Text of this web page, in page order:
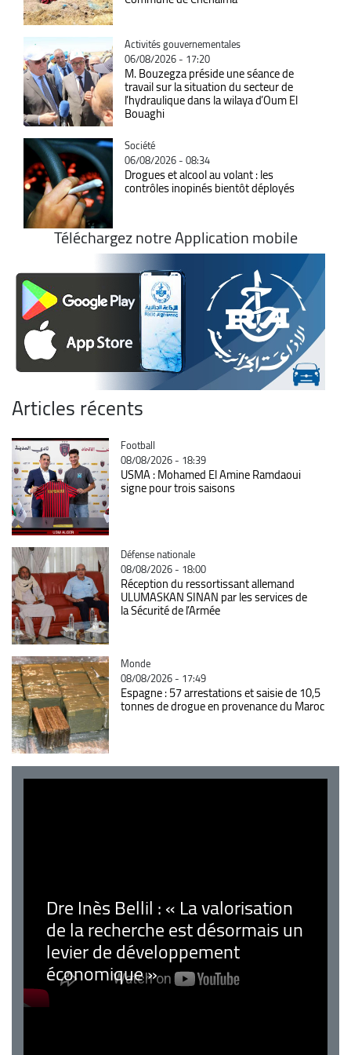
Catégorie
Activités gouvernementales
06/08/2026 - 17:20
M. Bouzegza préside une séance de
travail sur la situation du secteur de
l’hydraulique dans la wilaya d’Oum El
Bouaghi
Catégorie
Société
06/08/2026 - 08:34
Drogues et alcool au volant : les
contrôles inopinés bientôt déployés
Téléchargez notre Application mobile
Articles récents
Catégorie
Football
08/08/2026 - 18:39
USMA : Mohamed El Amine Ramdaoui
signe pour trois saisons
Catégorie
Défense nationale
08/08/2026 - 18:00
Réception du ressortissant allemand
ULUMASKAN SINAN par les services de
la Sécurité de l’Armée
Catégorie
Monde
08/08/2026 - 17:49
Espagne : 57 arrestations et saisie de 10,5
tonnes de drogue en provenance du Maroc
Dre Inès Bellil : « La valorisation
de la recherche est désormais un
levier de développement
économique »